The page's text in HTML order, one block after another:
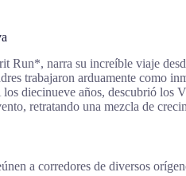
narra su increíble viaje
trabajaron arduamente como
diecinueve años, descubrió
retratando una mezcla de
a corredores de diversos